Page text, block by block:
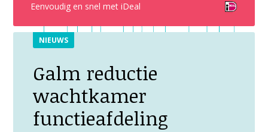
Galm reductie
wachtkamer
functieafdeling
NIEUWS
Eenvoudig en snel met iDeal